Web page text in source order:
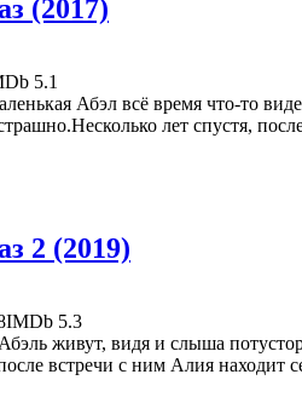
(2017)
5.1
Абэл всё время что-то
лет спустя,
2 (2019)
IMDb 5.3
живут, видя и слыша
встречи с ним Алия находит